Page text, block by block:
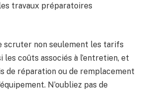
travaux préparatoires
scruter non seulement les tarifs
les coûts associés à l’entretien, et
de réparation ou de remplacement
N’oubliez pas de